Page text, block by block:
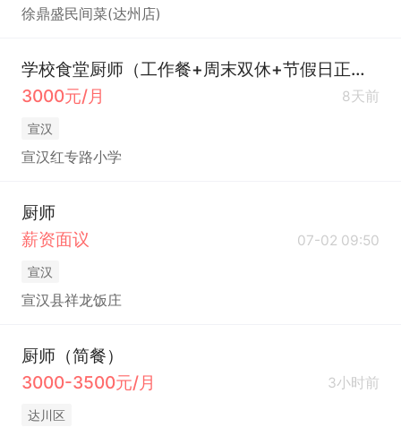
徐鼎盛民间菜(达州店)
学校食堂厨师（工作餐+周末双休+节假日正常休息）
3000元/月
8天前
宣汉
宣汉红专路小学
厨师
薪资面议
07-02 09:50
宣汉
宣汉县祥龙饭庄
厨师（简餐）
3000-3500元/月
3小时前
达川区